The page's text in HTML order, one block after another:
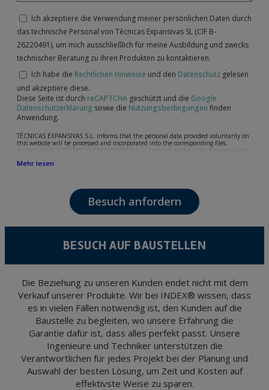
Ich akzeptiere die Verwendung meiner persönlichen Daten durch
das technische Personal von Técnicas Expansivas SL (CIF B-
26220491), um mich ausschließlich für meine Ausbildung und zwecks
technischer Beratung zu ihren Produkten zu kontaktieren.
Ich habe die Rechtlichen Hinweise und den Datenschutz gelesen
und akzeptiere diese.
Diese Seite ist durch reCAPTCHA geschützt und die Google
Datenschutzerklärung sowie die Nutzungsbedingungen finden
Anwendung.
TÉCNICAS EXPANSIVAS S.L. informs that the personal data provided voluntarily on
this website will be processed and incorporated into the corresponding files,
responsibility of TÉCNICAS EXPANSIVAS S.L, is reported at the time of personal data
following: attention to your referred request, complaint or question, established
The data in our files are strictly confidential and shall be treated with the utmost
confidentiality and shall comply with all the requirements provided for the General
Data Protection Regulation (GDPR) 2016.
According to Data Protection legislation, you are strongly advised not to send high-
encrypted. Should these details be sent, it is done so under your sole responsibility.
and opposition under the provisions of the General Data Protection Regulation
Portalada II | c/ Segador 13, 26006 | Logroño (La Rioja).
Mehr lesen
Besuch anfordern
BESUCH AUF BAUSTELLEN
Die Beziehung zu unseren Kunden endet nicht mit dem
Verkauf unserer Produkte. Wir bei INDEX® wissen, dass
es in vielen Fällen notwendig ist, den Kunden auf die
Baustelle zu begleiten, wo unsere Erfahrung die
Garantie dafür ist, dass alles perfekt passt. Unsere
Ingenieure und Techniker unterstützen die
Verantwortlichen für jedes Projekt bei der Planung und
Auswahl der besten Lösung, um Zeit und Kosten auf
effektivste Weise zu sparen.